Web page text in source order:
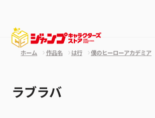
ホーム 作品名 は行 僕のヒーローアカデミア
ラブラバ